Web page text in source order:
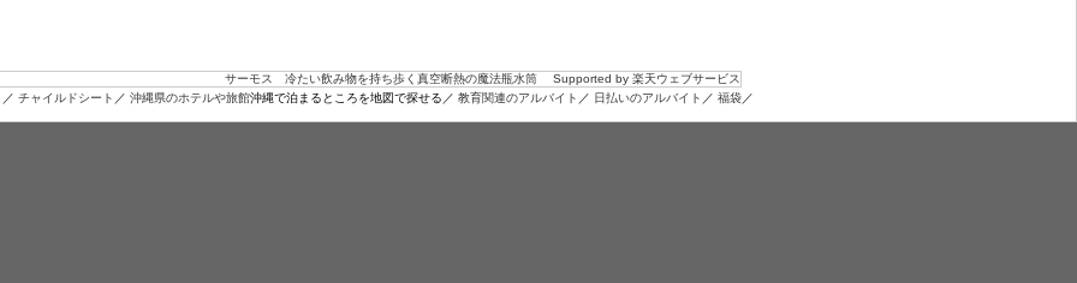
サーモス 冷たい飲み物を持ち歩く真空断熱の魔法瓶水筒
Supported by 楽天ウェブサービス
チャイルドシート ／ 沖縄県のホテルや旅館沖縄で泊まるところを地図で探せる／ 教育関連のアルバイト ／ 日払いのアルバイト ／ 福袋／